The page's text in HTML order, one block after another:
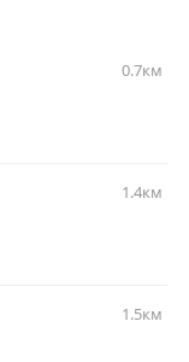
0.7км
1.4км
1.5км